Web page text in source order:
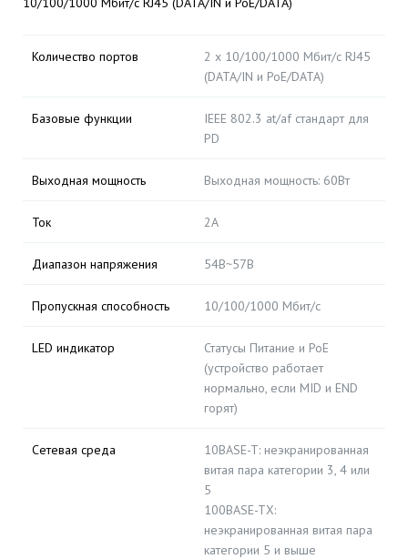
Количество портов
2 х 10/100/1000 Мбит/с RJ45
(DATA/IN и PoE/DATA)
Базовые функции
IEEE 802.3 at/af стандарт для
PD
Выходная мощность Выходная мощность: 60Вт
Ток 2А
Диапазон напряжения 54В~57В
Пропускная способность 10/100/1000 Мбит/с
LED индикатор
Статусы Питание и PoE
(устройство работает
нормально, если MID и END
горят)
Сетевая среда
10BASE-T: неэкранированная
витая пара категории 3, 4 или
5
100BASE-TX:
неэкранированная витая пара
категории 5 и выше